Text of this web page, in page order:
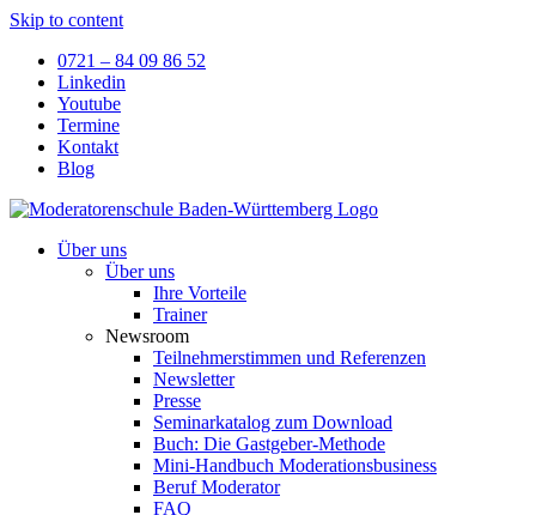
Skip to content
0721 – 84 09 86 52
Linkedin
Youtube
Termine
Kontakt
Blog
Über uns
Über uns
Ihre Vorteile
Trainer
Newsroom
Teilnehmerstimmen und Referenzen
Newsletter
Presse
Seminarkatalog zum Download
Buch: Die Gastgeber-Methode
Mini-Handbuch Moderationsbusiness
Beruf Moderator
FAQ